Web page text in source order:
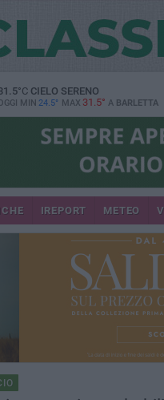
°CCIELO SERENO
MIN 24.5° MAX 31.5° A BARLETTA
IREPORT METEO